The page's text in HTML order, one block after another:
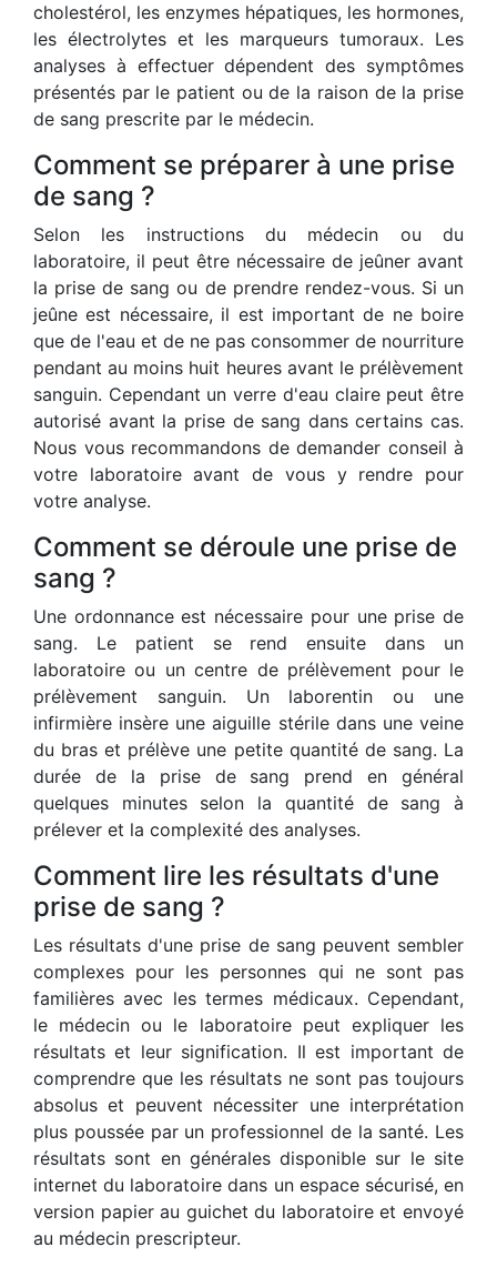
cholestérol, les enzymes hépatiques, les hormones,
les électrolytes et les marqueurs tumoraux. Les
analyses à effectuer dépendent des symptômes
présentés par le patient ou de la raison de la prise
de sang prescrite par le médecin.
Comment se préparer à une prise
de sang ?
Selon les instructions du médecin ou du
laboratoire, il peut être nécessaire de jeûner avant
la prise de sang ou de prendre rendez-vous. Si un
jeûne est nécessaire, il est important de ne boire
que de l'eau et de ne pas consommer de nourriture
pendant au moins huit heures avant le prélèvement
sanguin. Cependant un verre d'eau claire peut être
autorisé avant la prise de sang dans certains cas.
Nous vous recommandons de demander conseil à
votre laboratoire avant de vous y rendre pour
votre analyse.
Comment se déroule une prise de
sang ?
Une ordonnance est nécessaire pour une prise de
sang. Le patient se rend ensuite dans un
laboratoire ou un centre de prélèvement pour le
prélèvement sanguin. Un laborentin ou une
infirmière insère une aiguille stérile dans une veine
du bras et prélève une petite quantité de sang. La
durée de la prise de sang prend en général
quelques minutes selon la quantité de sang à
prélever et la complexité des analyses.
Comment lire les résultats d'une
prise de sang ?
Les résultats d'une prise de sang peuvent sembler
complexes pour les personnes qui ne sont pas
familières avec les termes médicaux. Cependant,
le médecin ou le laboratoire peut expliquer les
résultats et leur signification. Il est important de
comprendre que les résultats ne sont pas toujours
absolus et peuvent nécessiter une interprétation
plus poussée par un professionnel de la santé. Les
résultats sont en générales disponible sur le site
internet du laboratoire dans un espace sécurisé, en
version papier au guichet du laboratoire et envoyé
au médecin prescripteur.